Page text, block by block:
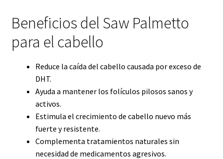
Beneficios del Saw Palmetto
para el cabello
Reduce la caída del cabello causada por exceso de
DHT.
Ayuda a mantener los folículos pilosos sanos y
activos.
Estimula el crecimiento de cabello nuevo más
fuerte y resistente.
Complementa tratamientos naturales sin
necesidad de medicamentos agresivos.